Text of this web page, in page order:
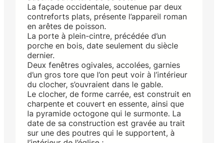
La façade occidentale, soutenue par deux
contreforts plats, présente l’appareil roman
en arêtes de poisson.
La porte à plein-cintre, précédée d’un
porche en bois, date seulement du siècle
dernier.
Deux fenêtres ogivales, accolées, garnies
d’un gros tore que l’on peut voir à l’intérieur
du clocher, s’ouvraient dans le gable.
Le clocher, de forme carrée, est construit en
charpente et couvert en essente, ainsi que
la pyramide octogone qui le surmonte. La
date de sa construction est gravée au trait
sur une des poutres qui le supportent, à